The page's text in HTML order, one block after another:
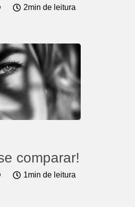
2min de leitura
comparar!
1min de leitura